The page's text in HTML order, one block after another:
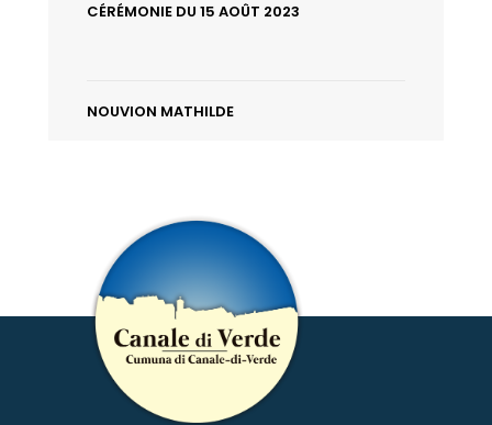
CÉRÉMONIE DU 15 AOÛT 2023
NOUVION MATHILDE